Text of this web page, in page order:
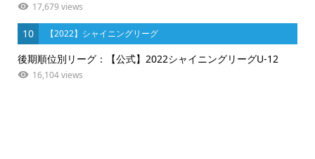
17,679 views
10 【2022】シャイニングリーグ
後期順位別リーグ：【公式】2022シャイニングリーグU-12
16,104 views